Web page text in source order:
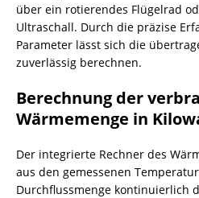
über ein rotierendes Flügelrad
Ultraschall. Durch die präzise
Parameter lässt sich die
zuverlässig berechnen.
Berechnung der
Wärmemenge in
Der integrierte Rechner des
aus den gemessenen
Durchflussmenge kontinuierlich